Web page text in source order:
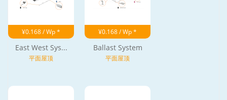
¥0.168 / Wp *
East West Sys...
平面屋顶
¥0.168 / Wp *
Ballast System
平面屋顶